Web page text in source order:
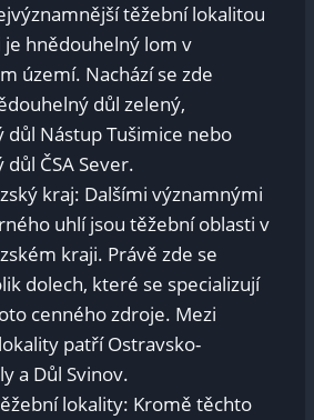
těžební lokalitou
hnědouhelný lom v
území. Nachází se zde
důl zelený,
důl Nástup Tušimice nebo
ČSA Sever.
kraj: Dalšími významnými
uhlí jsou těžební oblasti v
kraji. Právě zde se
dolech, které se specializují
cenného zdroje. Mezi
patří Ostravsko-
a Důl Svinov.
lokality: Kromě těchto